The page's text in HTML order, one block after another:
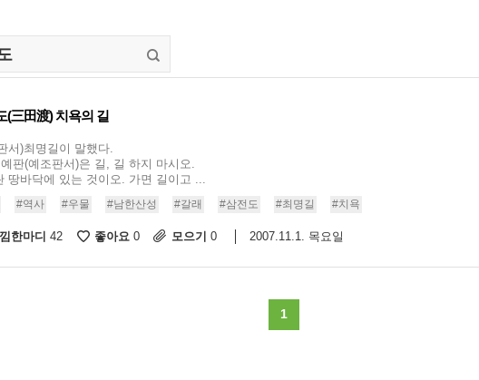
(三田渡) 치욕의 길
서)최명길이 말했다.
판(예조판서)은 길, 길 하지 마시오.
땅바닥에 있는 것이오. 가면 길이고 ...
#역사 #우물 #남한산성 #갈래 #삼전도 #최명길 #치욕
한마디 42 좋아요 0 모으기 0 2007.11.1. 목요일
1